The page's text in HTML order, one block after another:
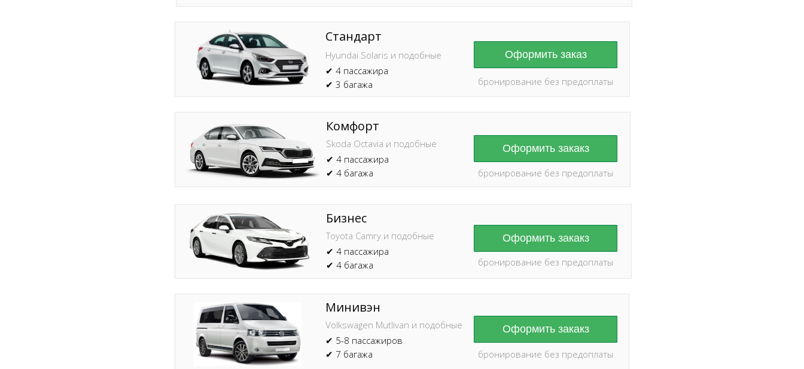
Оформить заказ
Стандарт
Hyundai Solaris и подобные
✔ 4 пассажира
✔ 3 багажа
Бизнес
Toyota Camry и подобные
✔ 4 пассажира
✔ 4 багажа
Минивэн
Volkswagen Mutlivan и подобные
✔ 5-8 пассажиров
✔ 7 багажа
Оформить закакз
Оформить закакз
бронирование без предоплаты
Комфорт
Skoda Octavia и подобные
✔ 4 пассажира
✔ 4 багажа
Оформить закакз
бронирование без предоплаты
бронирование без предоплаты
бронирование без предоплаты